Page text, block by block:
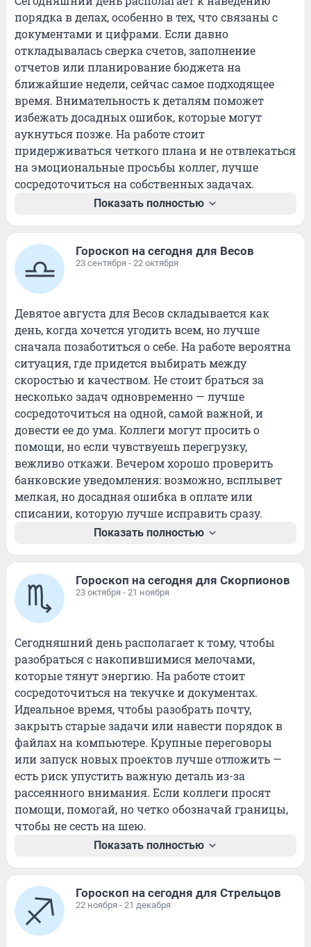
порядка в делах, особенно в тех, что связаны с
документами и цифрами. Если давно
откладывалась сверка счетов, заполнение
отчетов или планирование бюджета на
ближайшие недели, сейчас самое подходящее
время. Внимательность к деталям поможет
избежать досадных ошибок, которые могут
аукнуться позже. На работе стоит
придерживаться четкого плана и не отвлекаться
на эмоциональные просьбы коллег, лучше
сосредоточиться на собственных задачах.
Показать полностью
Гороскоп на сегодня для Весов
23 сентября - 22 октября
Девятое августа для Весов складывается как
день, когда хочется угодить всем, но лучше
сначала позаботиться о себе. На работе вероятна
ситуация, где придется выбирать между
скоростью и качеством. Не стоит браться за
несколько задач одновременно — лучше
сосредоточиться на одной, самой важной, и
довести ее до ума. Коллеги могут просить о
помощи, но если чувствуешь перегрузку,
вежливо откажи. Вечером хорошо проверить
банковские уведомления: возможно, всплывет
мелкая, но досадная ошибка в оплате или
списании, которую лучше исправить сразу.
Показать полностью
Гороскоп на сегодня для Скорпионов
23 октября - 21 ноября
Сегодняшний день располагает к тому, чтобы
разобраться с накопившимися мелочами,
которые тянут энергию. На работе стоит
сосредоточиться на текучке и документах.
Идеальное время, чтобы разобрать почту,
закрыть старые задачи или навести порядок в
файлах на компьютере. Крупные переговоры
или запуск новых проектов лучше отложить —
есть риск упустить важную деталь из-за
рассеянного внимания. Если коллеги просят
помощи, помогай, но четко обозначай границы,
чтобы не сесть на шею.
Показать полностью
Гороскоп на сегодня для Стрельцов
22 ноября - 21 декабря